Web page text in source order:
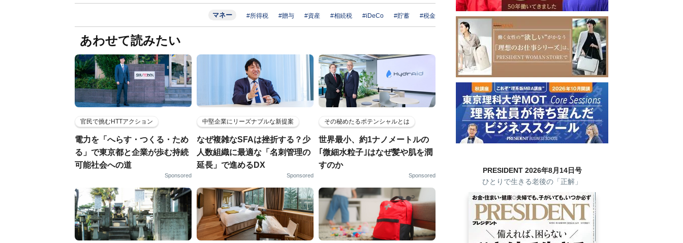
マネー #所得税 #贈与 #資産 #相続税 #iDeCo #貯蓄 #税金
あわせて読みたい
官民で挑むHTTアクション
電力を「へらす・つくる・ため
る」で東京都と企業が歩む持続
可能社会への道
Sponsored
中堅企業にリーズナブルな新提案
なぜ複雑なSFAは挫折する？少
人数組織に最適な「名刺管理の
延長」で進めるDX
Sponsored
その秘めたるポテンシャルとは
世界最小、約1ナノメートルの
｢微細水粒子｣はなぜ髪や肌を潤
すのか
Sponsored
PRESIDENT 2026年8月14日号
ひとりで生きる老後の「正解」